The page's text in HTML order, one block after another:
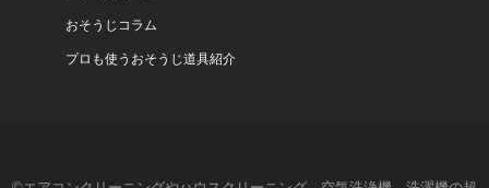
おそうじコラム
プロも使うおそうじ道具紹介